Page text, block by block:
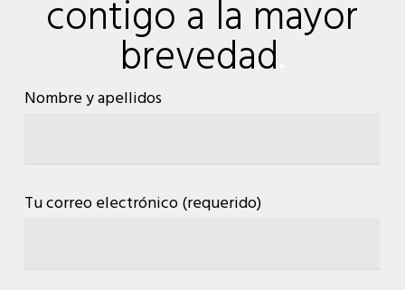
contigo a la mayor
brevedad
Nombre y apellidos
Tu correo electrónico (requerido)